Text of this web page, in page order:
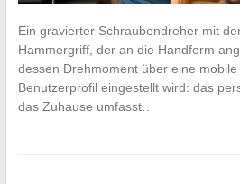
Ein gravierter Schraubendreher mit
Hammergriff, der an die Handform
dessen Drehmoment über eine mobile
Benutzerprofil eingestellt wird: das
das Zuhause umfasst…